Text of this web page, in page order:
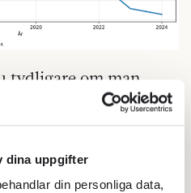
dina uppgifter
din personliga data,
tydligare om man
EU står för
för 12 procent och